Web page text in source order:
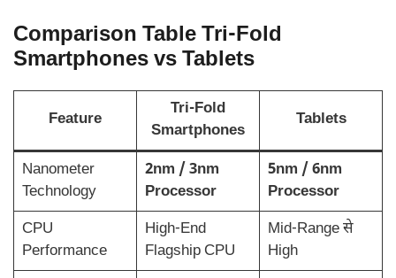
Comparison Table Tri-Fold
Smartphones vs Tablets
Feature
Tri-Fold
Smartphones
Tablets
Nanometer
Technology
2nm / 3nm
Processor
5nm / 6nm
Processor
CPU
Performance
High-End
Flagship CPU
Mid-Range से
High